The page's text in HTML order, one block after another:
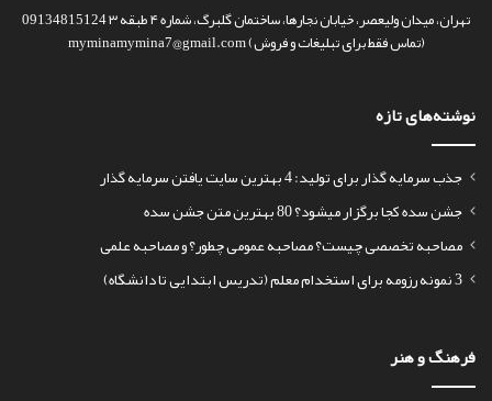
تهران، میدان ولیعصر، خیابان نجارها، ساختمان گلبرگ، شماره ۴ طبقه ۳ 09134815124
(تماس فقط برای تبلیغات و فروش) myminamymina7@gmail.com
نوشته‌های تازه
جذب سرمایه گذار برای تولید: 4 بهترین سایت یافتن سرمایه گذار
جشن سده کجا برگزار میشود؟ 80 بهترین متن جشن سده
مصاحبه تخصصی چیست؟ مصاحبه عمومی چطور؟ و مصاحبه علمی
3 نمونه رزومه برای استخدام معلم (تدریس ابتدایی تا دانشگاه)
فرهنگ و هنر